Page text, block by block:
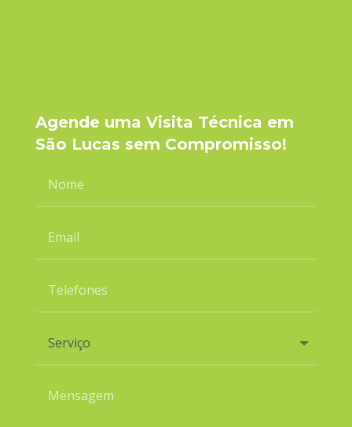
Agende uma Visita Técnica em
São Lucas sem Compromisso!